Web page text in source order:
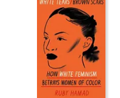
15%
dcto.